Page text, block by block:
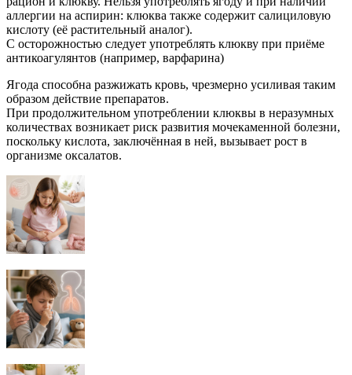
аллергии на аспирин: клюква также содержит салициловую
кислоту (её растительный аналог).
С осторожностью следует употреблять клюкву при приёме
антикоагулянтов (например, варфарина)
Ягода способна разжижать кровь, чрезмерно усиливая таким
образом действие препаратов.
При продолжительном употреблении клюквы в неразумных
количествах возникает риск развития мочекаменной болезни,
поскольку кислота, заключённая в ней, вызывает рост в
организме оксалатов.